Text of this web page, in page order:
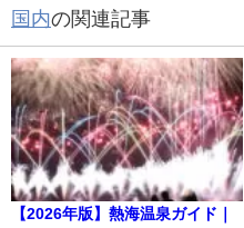
国内の関連記事
【2026年版】熱海温泉ガイド｜